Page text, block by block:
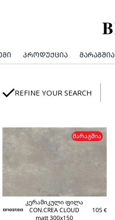
ᲞᲠᲝᲓᲣᲥᲪᲘᲐ ᲛᲐᲠᲐᲒᲨᲘᲐ
REFINE YOUR SEARCH
ᲛᲐᲠᲐᲒᲨᲘᲐ
კერამიკული ფილა
CON.CREA CLOUD
matt 300x150
105 €